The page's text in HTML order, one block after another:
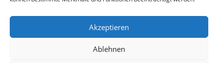
Akzeptieren
Ablehnen
Parts für Harley Davidson, Indian und